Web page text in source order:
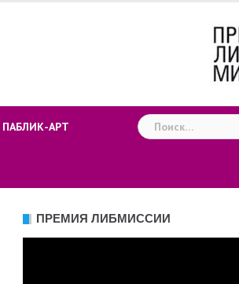
ПАБЛИК-АРТ Найти:
ПРЕМИЯ ЛИБМИССИИ